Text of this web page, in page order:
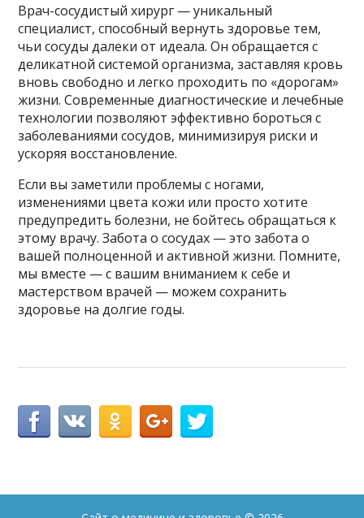
Врач-сосудистый хирург — уникальный
специалист, способный вернуть здоровье тем,
чьи сосуды далеки от идеала. Он обращается с
деликатной системой организма, заставляя кровь
вновь свободно и легко проходить по «дорогам»
жизни. Современные диагностические и лечебные
технологии позволяют эффективно бороться с
заболеваниями сосудов, минимизируя риски и
ускоряя восстановление.
Если вы заметили проблемы с ногами,
изменениями цвета кожи или просто хотите
предупредить болезни, не бойтесь обращаться к
этому врачу. Забота о сосудах — это забота о
вашей полноценной и активной жизни. Помните,
мы вместе — с вашим вниманием к себе и
мастерством врачей — можем сохранить
здоровье на долгие годы.